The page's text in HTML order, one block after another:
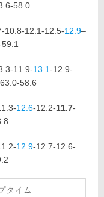
58.0
10.8-12.1-12.5-12.9–
11.9-13.1-12.9-
58.6
12.6-12.2-11.7-
12.9-12.7-12.6-